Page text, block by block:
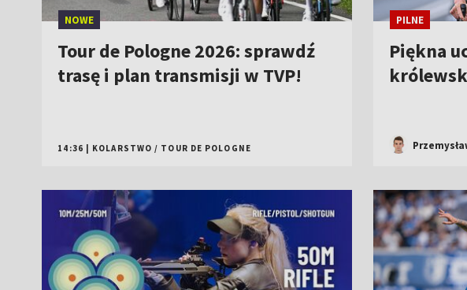
Strzelectwo, ME U23: 50 m
14:06 | INNE SPORTY 14:02 | PIŁKA